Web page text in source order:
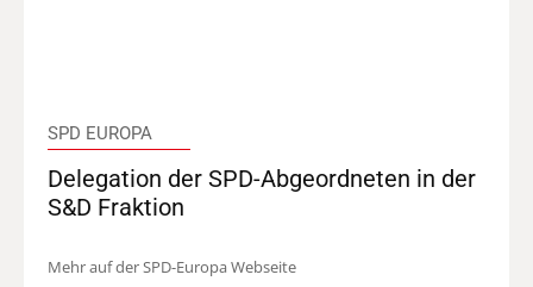
SPD EUROPA
Delegation der SPD-Abgeordneten in der
S&D Fraktion
Mehr auf der SPD-Europa Webseite